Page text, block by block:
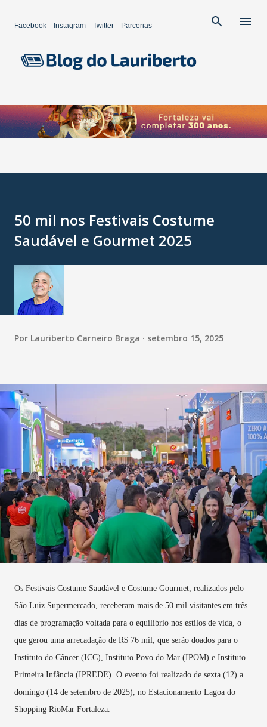
Facebook Instagram Twitter Parcerias
50 mil nos Festivais Costume
Saudável e Gourmet 2025
Por Lauriberto Carneiro Braga setembro 15, 2025
Os Festivais Costume Saudável e Costume Gourmet, realizados pelo
São Luiz Supermercado, receberam mais de 50 mil visitantes em três
dias de programação voltada para o equilíbrio nos estilos de vida, o
que gerou uma arrecadação de R$ 76 mil, que serão doados para o
Instituto do Câncer (ICC), Instituto Povo do Mar (IPOM) e Instituto
Primeira Infância (IPREDE). O evento foi realizado de sexta (12) a
domingo (14 de setembro de 2025), no Estacionamento Lagoa do
Shopping RioMar Fortaleza.